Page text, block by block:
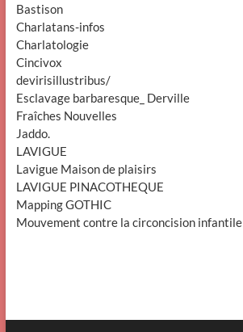
Bastison
Charlatans-infos
Charlatologie
Cincivox
devirisillustribus/
Esclavage barbaresque_ Derville
Fraîches Nouvelles
Jaddo.
LAVIGUE
Lavigue Maison de plaisirs
LAVIGUE PINACOTHEQUE
Mapping GOTHIC
Mouvement contre la circoncision infantile